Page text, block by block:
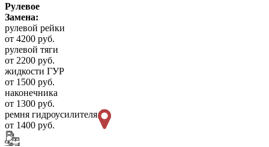
Рулевое
Замена:
рулевой рейки
от 4200 руб.
рулевой тяги
от 2200 руб.
жидкости ГУР
от 1500 руб.
наконечника
от 1300 руб.
ремня гидроусилителя
от 1400 руб.